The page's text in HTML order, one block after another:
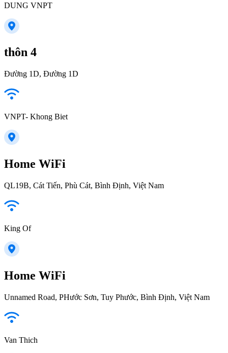
DUNG VNPT
thôn 4
Đường 1D, Đường 1D
VNPT- Khong Biet
Home WiFi
QL19B, Cát Tiến, Phù Cát, Bình Định, Việt Nam
King Of
Home WiFi
Unnamed Road, PHước Sơn, Tuy Phước, Bình Định, Việt Nam
Van Thich